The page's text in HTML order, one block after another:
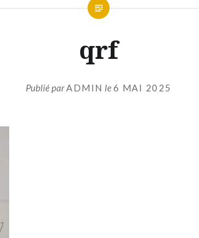
qrf
Publié parADMIN le6 MAI 2025